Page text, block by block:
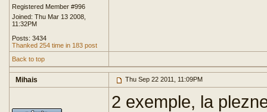
Registered Member #996
Joined: Thu Mar 13 2008,
11:32PM
Posts: 3434
Thanked 254 time in 183 post
Back to top
Mihais Thu Sep 22 2011, 11:09PM
2 exemple, la